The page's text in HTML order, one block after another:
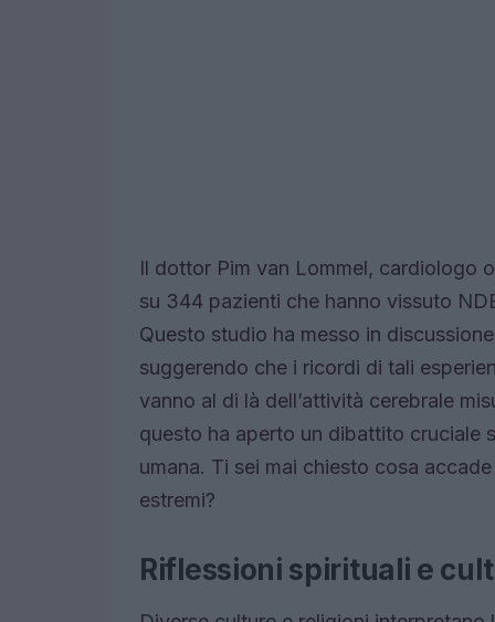
Il dottor Pim van Lommel, cardiologo
su 344 pazienti che hanno vissuto
Questo studio ha messo in
suggerendo che i ricordi di tali
vanno al di là dell’attività cerebrale
questo ha aperto un dibattito cruciale
umana. Ti sei mai chiesto cosa
estremi?
Riflessioni spirituali e